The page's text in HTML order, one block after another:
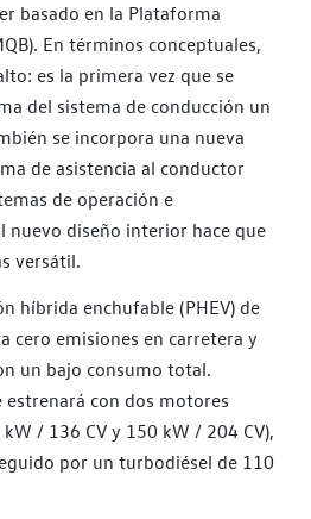
basado en la Plataforma
En términos conceptuales,
es la primera vez que se
del sistema de conducción un
se incorpora una nueva
de asistencia al conductor
de operación e
diseño interior hace que
versátil.
híbrida enchufable (PHEV) de
cero emisiones en carretera y
un bajo consumo total.
con dos motores
/ 136 CV y 150 kW / 204 CV),
por un turbodiésel de 110